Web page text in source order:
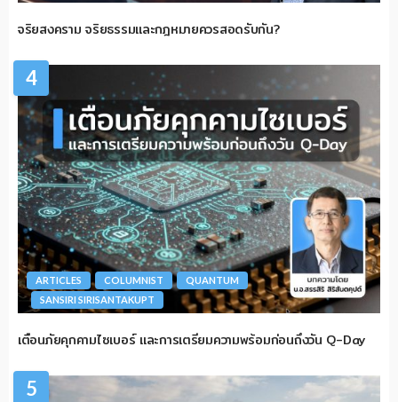
จริยสงคราม จริยธรรมและกฎหมายควรสอดรับกัน?
4
ARTICLES COLUMNIST
QUANTUM
SANSIRI SIRISANTAKUPT
เตือนภัยคุกคามไซเบอร์ และการเตรียมความพร้อมก่อนถึงวัน Q-Day
5